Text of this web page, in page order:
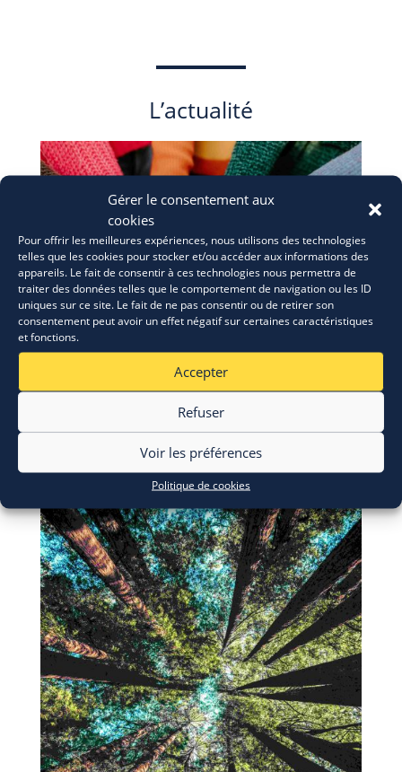
Gérer le consentement aux
cookies
Pour offrir les meilleures expériences, nous utilisons des technologies
telles que les cookies pour stocker et/ou accéder aux informations des
appareils. Le fait de consentir à ces technologies nous permettra de
traiter des données telles que le comportement de navigation ou les ID
uniques sur ce site. Le fait de ne pas consentir ou de retirer son
consentement peut avoir un effet négatif sur certaines caractéristiques
et fonctions.
Accepter
Refuser
Voir les préférences
Politique de cookies
L’actualité
ERASMUS+: appel à candidatures
28 Juil 2026